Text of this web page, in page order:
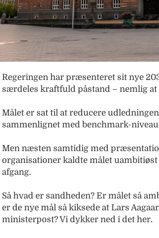
Regeringen har præsenteret sit nye
særdeles kraftfuld påstand – nemlig at
Målet er sat til at reducere
sammenlignet med benchmark-
Men næsten samtidig med
organisationer kaldte målet
afgang.
Så hvad er sandheden? Er målet så
er de nye mål så kiksede at Lars
ministerpost? Vi dykker ned i det her.